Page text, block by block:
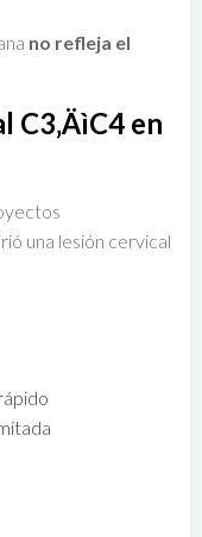
no refleja el
C3‚ÄìC4 en
una lesión cervical